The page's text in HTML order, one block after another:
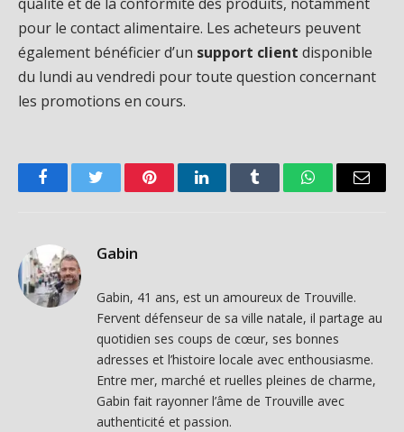
pour le contact alimentaire. Les acheteurs peuvent
également bénéficier d’un support client disponible
du lundi au vendredi pour toute question concernant
les promotions en cours.
FacebookTwitter PinterestLinkedInTumblr WhatsAppEmail
Gabin
Gabin, 41 ans, est un amoureux de Trouville.
Fervent défenseur de sa ville natale, il partage au
quotidien ses coups de cœur, ses bonnes
adresses et l’histoire locale avec enthousiasme.
Entre mer, marché et ruelles pleines de charme,
Gabin fait rayonner l’âme de Trouville avec
authenticité et passion.